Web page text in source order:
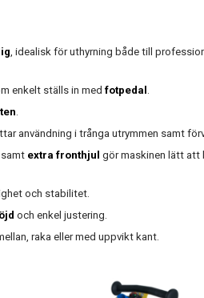
, idealisk för uthyrning både till
enkelt ställs in medfotpedal .
.
användning i trånga utrymmen samt
samt extra fronthjul gör maskinen lätt att
och stabilitet.
och enkel justering.
raka eller med uppvikt kant.